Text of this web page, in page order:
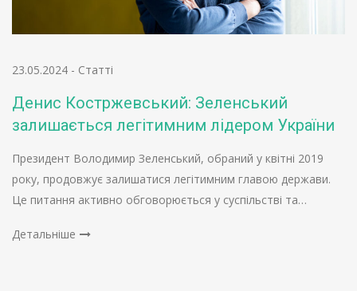
23.05.2024 - Статті
Денис Костржевський: Зеленський
залишається легітимним лідером України
Президент Володимир Зеленський, обраний у квітні 2019
року, продовжує залишатися легітимним главою держави.
Це питання активно обговорюється у суспільстві та…
Детальніше